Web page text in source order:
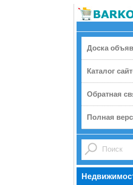
Доска
Каталог
Обратная
Полная